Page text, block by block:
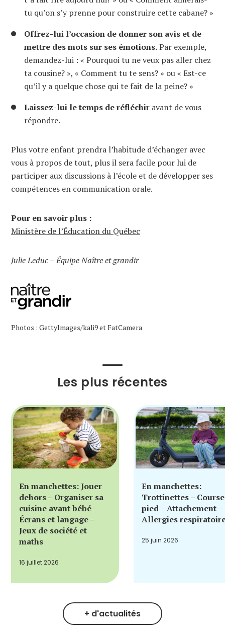
tu qu’on s’y prenne pour construire cette cabane? »
Offrez-lui l’occasion de donner son avis et de
mettre des mots sur ses émotions.Par exemple,
demandez-lui : « Pourquoi tu ne veux pas aller chez
ta cousine? », « Comment tu te sens? » ou « Est-ce
qu’il y a quelque chose qui te fait de la peine? »
Laissez-lui le temps de réfléchir avant de vous
répondre.
Plus votre enfant prendra l’habitude d’échanger avec
vous à propos de tout, plus il sera facile pour lui de
participer aux discussions à l’école et de développer ses
compétences en communication orale.
Pour en savoir plus :
Ministère de l’Éducation du Québec
Julie Leduc – Équipe Naître et grandir
Photos : GettyImages/kali9 et FatCamera
Les plus récentes
En manchettes: Jouer
dehors – Organiser sa
cuisine avant bébé –
Écrans et langage –
Jeux de société et
maths
16 juillet 2026
En manchettes:
Trottinettes –
pied – Attachement –
Allergies
25 juin 2026
+ d'actualités